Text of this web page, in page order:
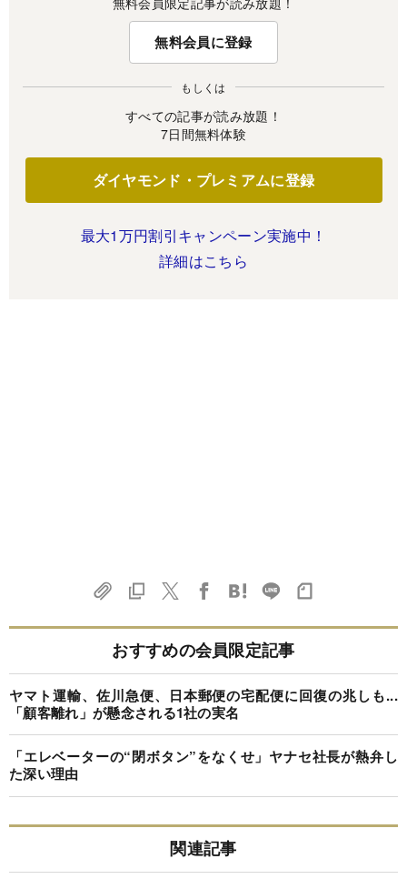
無料会員に登録
もしくは
すべての記事が読み放題！
7日間無料体験
ダイヤモンド・プレミアムに登録
最大1万円割引キャンペーン実施中！
詳細はこちら
おすすめの会員限定記事
ヤマト運輸、佐川急便、日本郵便の宅配便に回復の兆しも...
「顧客離れ」が懸念される1社の実名
「エレベーターの“閉ボタン”をなくせ」ヤナセ社長が熱弁し
た深い理由
関連記事